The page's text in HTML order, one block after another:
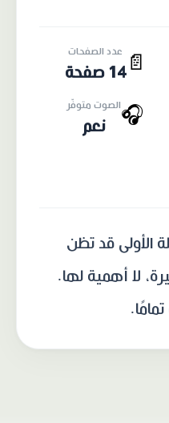
📄
عدد الصفحات
14 صفحة
🎧الصوت متوفّر
نعم
الأولى قد تظن
لا أهمية لها.